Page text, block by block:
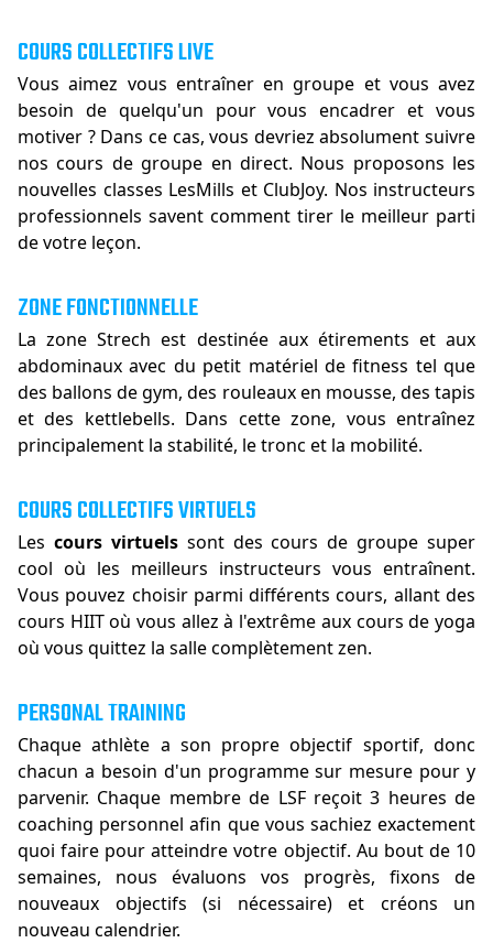
COURS COLLECTIFS LIVE
Vous aimez vous entraîner en groupe et vous avez
besoin de quelqu'un pour vous encadrer et vous
motiver ? Dans ce cas, vous devriez absolument suivre
nos cours de groupe en direct. Nous proposons les
nouvelles classes LesMills et ClubJoy. Nos instructeurs
professionnels savent comment tirer le meilleur parti
de votre leçon.
ZONE FONCTIONNELLE
La zone Strech est destinée aux étirements et aux
abdominaux avec du petit matériel de fitness tel que
des ballons de gym, des rouleaux en mousse, des tapis
et des kettlebells. Dans cette zone, vous entraînez
principalement la stabilité, le tronc et la mobilité.
COURS COLLECTIFS VIRTUELS
Les cours virtuelssont des cours de groupe super
cool où les meilleurs instructeurs vous entraînent.
Vous pouvez choisir parmi différents cours, allant des
cours HIIT où vous allez à l'extrême aux cours de yoga
où vous quittez la salle complètement zen.
PERSONAL TRAINING
Chaque athlète a son propre objectif sportif, donc
chacun a besoin d'un programme sur mesure pour y
parvenir. Chaque membre de LSF reçoit 3 heures de
coaching personnel afin que vous sachiez exactement
quoi faire pour atteindre votre objectif. Au bout de 10
semaines, nous évaluons vos progrès, fixons de
nouveaux objectifs (si nécessaire) et créons un
nouveau calendrier.